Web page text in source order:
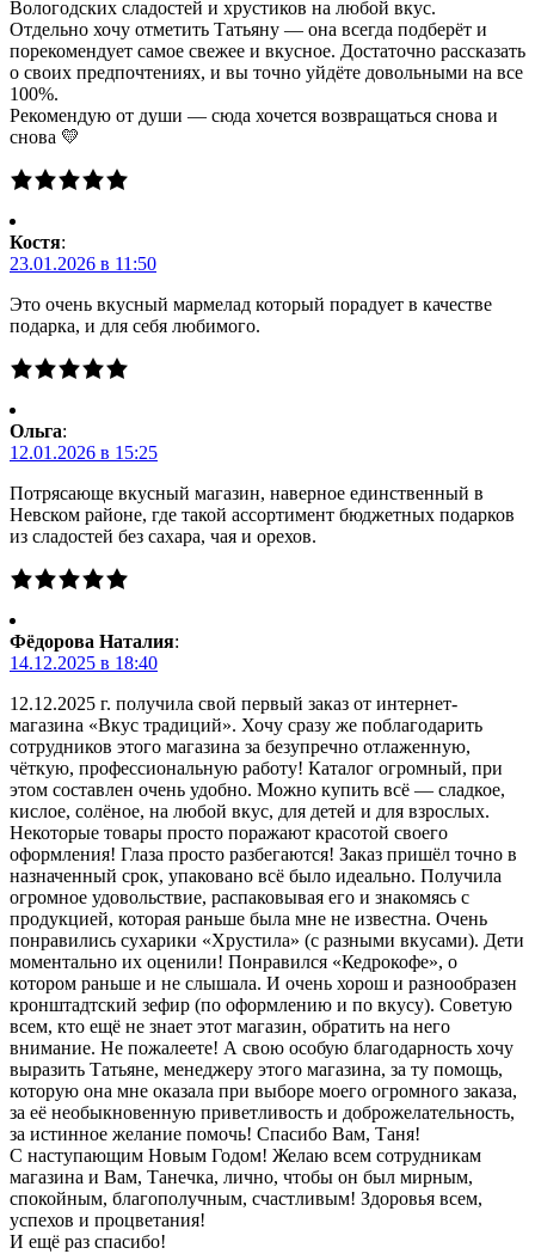
Вологодских сладостей и хрустиков на любой вкус.
Отдельно хочу отметить Татьяну — она всегда подберёт и
порекомендует самое свежее и вкусное. Достаточно рассказать
о своих предпочтениях, и вы точно уйдёте довольными на все
100%.
Рекомендую от души — сюда хочется возвращаться снова и
снова 💛
Костя:
23.01.2026 в 11:50
Это очень вкусный мармелад который порадует в качестве
подарка, и для себя любимого.
Ольга:
12.01.2026 в 15:25
Потрясающе вкусный магазин, наверное единственный в
Невском районе, где такой ассортимент бюджетных подарков
из сладостей без сахара, чая и орехов.
Фёдорова Наталия:
14.12.2025 в 18:40
12.12.2025 г. получила свой первый заказ от интернет-
магазина «Вкус традиций». Хочу сразу же поблагодарить
сотрудников этого магазина за безупречно отлаженную,
чёткую, профессиональную работу! Каталог огромный, при
этом составлен очень удобно. Можно купить всё — сладкое,
кислое, солёное, на любой вкус, для детей и для взрослых.
Некоторые товары просто поражают красотой своего
оформления! Глаза просто разбегаются! Заказ пришёл точно в
назначенный срок, упаковано всё было идеально. Получила
огромное удовольствие, распаковывая его и знакомясь с
продукцией, которая раньше была мне не известна. Очень
понравились сухарики «Хрустила» (с разными вкусами). Дети
моментально их оценили! Понравился «Кедрокофе», о
котором раньше и не слышала. И очень хорош и разнообразен
кронштадтский зефир (по оформлению и по вкусу). Советую
всем, кто ещё не знает этот магазин, обратить на него
внимание. Не пожалеете! А свою особую благодарность хочу
выразить Татьяне, менеджеру этого магазина, за ту помощь,
которую она мне оказала при выборе моего огромного заказа,
за её необыкновенную приветливость и доброжелательность,
за истинное желание помочь! Спасибо Вам, Таня!
С наступающим Новым Годом! Желаю всем сотрудникам
магазина и Вам, Танечка, лично, чтобы он был мирным,
спокойным, благополучным, счастливым! Здоровья всем,
успехов и процветания!
И ещё раз спасибо!